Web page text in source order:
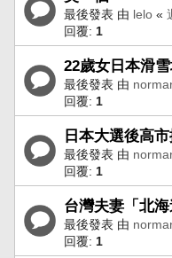
最後發表 由 lelo «
回覆: 1
22歲女日本滑
最後發表 由
回覆: 1
日本大選後高
最後發表 由
回覆: 1
台灣夫妻「北
最後發表 由
回覆: 1